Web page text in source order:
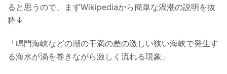
ると思うので、まずWikipediaから簡単な渦潮の説明を抜
粋↓
「鳴門海峡などの潮の干満の差の激しい狭い海峡で発生す
る海水が渦を巻きながら激しく流れる現象」